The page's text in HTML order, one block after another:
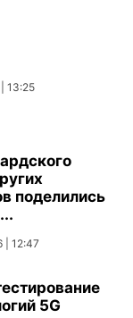
13:25
поделились
| 12:47
5G